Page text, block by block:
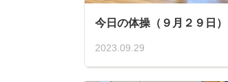
今日の体操（９月２９日）
2023.09.29